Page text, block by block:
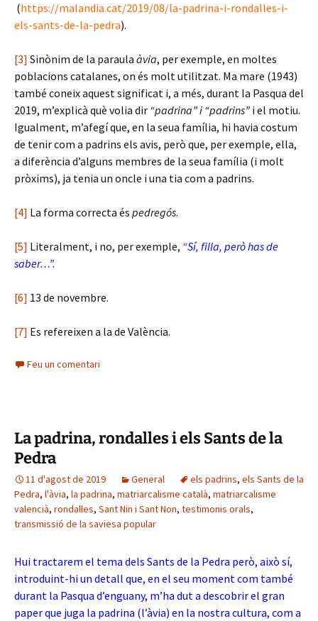
(https://malandia.cat/2019/08/la-padrina-i-rondalles-i-
els-sants-de-la-pedra).
[3] Sinònim de la paraula àvia, per exemple, en moltes
poblacions catalanes, on és molt utilitzat. Ma mare (1943)
també coneix aquest significat i, a més, durant la Pasqua del
2019, m’explicà què volia dir “padrina” i “padrins” i el motiu.
Igualment, m’afegí que, en la seua família, hi havia costum
de tenir com a padrins els avis, però que, per exemple, ella,
a diferència d’alguns membres de la seua família (i molt
pròxims), ja tenia un oncle i una tia com a padrins.
[4] La forma correcta és pedregós.
[5] Literalment, i no, per exemple, “Sí, filla, però has de
saber…”.
[6] 13 de novembre.
[7] Es refereixen a la de València.
Feu un comentari
La padrina, rondalles i els Sants de la
Pedra
11 d'agost de 2019 General els padrins, els Sants de la
Pedra, l'àvia, la padrina, matriarcalisme català, matriarcalisme
valencià, rondalles, Sant Nin i Sant Non, testimonis orals,
transmissió de la saviesa popular
Hui tractarem el tema dels Sants de la Pedra però, això sí,
introduint-hi un detall que, en el seu moment com també
durant la Pasqua d’enguany, m’ha dut a descobrir el gran
paper que juga la padrina (l’àvia) en la nostra cultura, com a